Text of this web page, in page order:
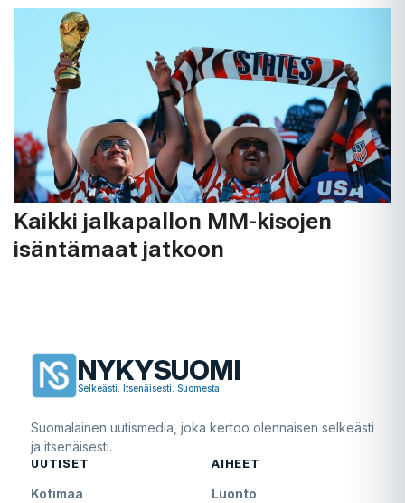
Kaikki jalkapallon MM-kisojen
isäntämaat jatkoon
NYKYSUOMI
Selkeästi. Itsenäisesti. Suomesta.
Suomalainen uutismedia, joka kertoo olennaisen selkeästi
ja itsenäisesti.
UUTISET
Kotimaa
AIHEET
Luonto